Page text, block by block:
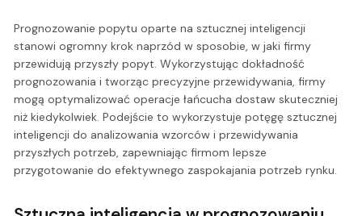
Prognozowanie popytu oparte na sztucznej inteligencji
stanowi ogromny krok naprzód w sposobie, w jaki firmy
przewidują przyszły popyt. Wykorzystując dokładność
prognozowania i tworząc precyzyjne przewidywania, firmy
mogą optymalizować operacje łańcucha dostaw skuteczniej
niż kiedykolwiek. Podejście to wykorzystuje potęgę sztucznej
inteligencji do analizowania wzorców i przewidywania
przyszłych potrzeb, zapewniając firmom lepsze
przygotowanie do efektywnego zaspokajania potrzeb rynku.